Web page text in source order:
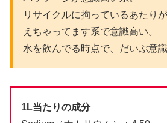
リサイクルに拘っているあたり
えちゃってます系で意識高い。
水を飲んでる時点で、だいぶ意識
1L当たりの成分